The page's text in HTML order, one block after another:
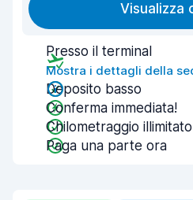
Visualizza
Presso il terminal
Mostra i dettagli della
Deposito basso
Conferma immediata!
Chilometraggio illimitato
Paga una parte ora